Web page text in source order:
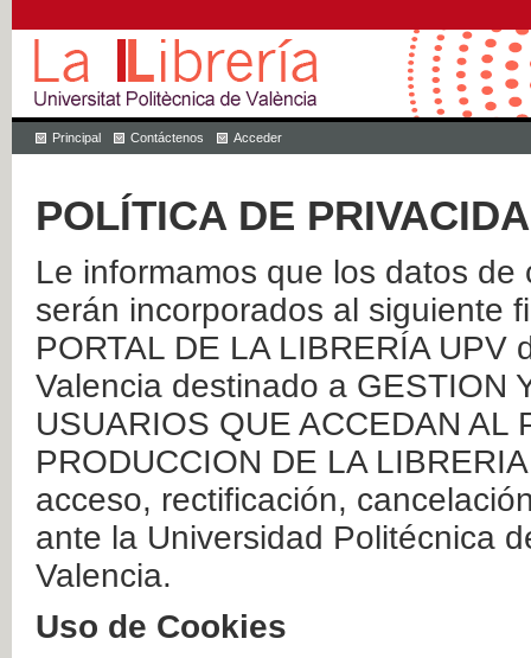
Principal Contáctenos Acceder
POLÍTICA DE
Le informamos que los datos
serán incorporados al siguiente
PORTAL DE LA LIBRERÍA
Valencia destinado a GESTION
USUARIOS QUE ACCEDAN AL
PRODUCCION DE LA
acceso, rectificación,
ante la Universidad Politécnica
Valencia.
Uso de Cookies